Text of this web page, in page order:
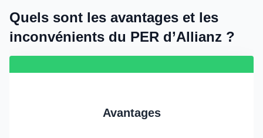
Quels sont les avantages et les
inconvénients du PER d’Allianz ?
Avantages